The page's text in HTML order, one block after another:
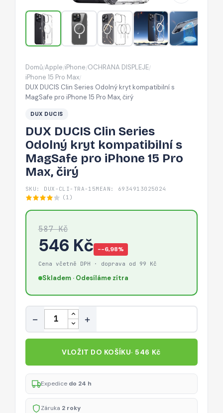
kompatibilní
s
MagSafe
pro
Pro
Max,
Domů/Apple/iPhone/OCHRANA DISPLEJE/
iPhone 15 Pro Max/
DUX DUCIS Clin Series Odolný kryt kompatibilní s
MagSafe pro iPhone 15 Pro Max, čirý
DUX DUCIS
DUX DUCIS Clin Series
Odolný kryt kompatibilní s
MagSafe pro iPhone 15 Pro
Max, čirý
SKU: DUX-CLI-TRA-15M EAN: 6934913025024
(1)
587 Kč
546 Kč −-6,98%
Cena včetně DPH · doprava od 99 Kč
Skladem · Odesíláme zítra
Množství
− +
VLOŽIT DO KOŠÍKU· 546 Kč
Expedice do 24 h
Záruka 2 roky